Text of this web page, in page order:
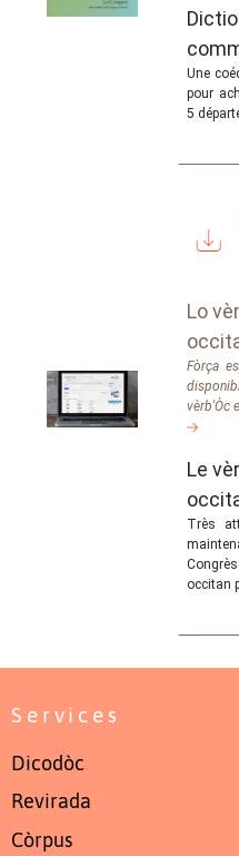
Une
pour
5
Lo
Fòrça
vèrb'Òc
Le
Très
occitan
Services
Dicodòc
Revirada
Còrpus